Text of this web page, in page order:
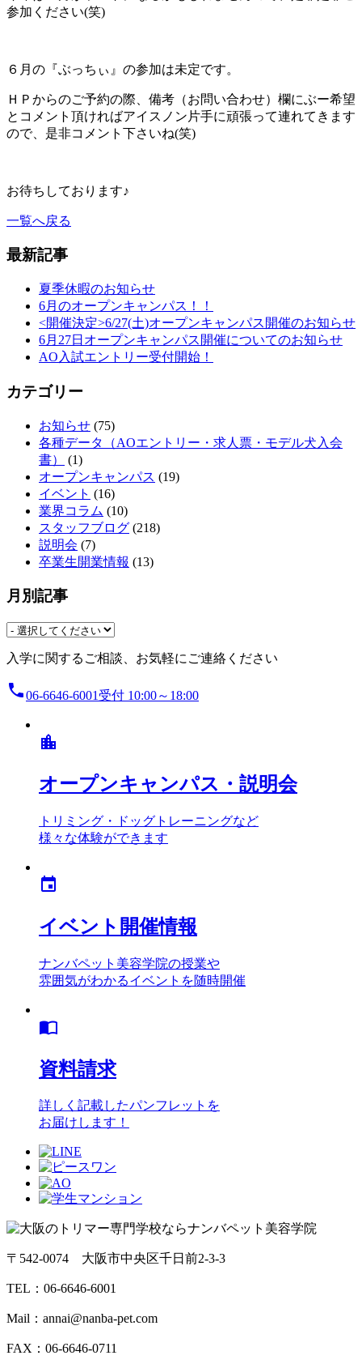
参加ください(笑)
６月の『ぶっちぃ』の参加は未定です。
ＨＰからのご予約の際、備考（お問い合わせ）欄にぶー希望
とコメント頂ければアイスノン片手に頑張って連れてきます
ので、是非コメント下さいね(笑)
お待ちしております♪
一覧へ戻る
最新記事
夏季休暇のお知らせ
6月のオープンキャンパス！！
<開催決定>6/27(土)オープンキャンパス開催のお知らせ
6月27日オープンキャンパス開催についてのお知らせ
AO入試エントリー受付開始！
カテゴリー
お知らせ (75)
各種データ（AOエントリー・求人票・モデル犬入会
書）
(1)
オープンキャンパス (19)
イベント (16)
業界コラム (10)
スタッフブログ (218)
説明会 (7)
卒業生開業情報 (13)
月別記事
月
選
択
入学に関するご相談、お気軽にご連絡ください
local_phone06-6646-6001 受付 10:00～18:00
location_city
オープンキャンパス・説明会
トリミング・ドッグトレーニングなど
様々な体験ができます
event
イベント開催情報
ナンバペット美容学院の授業や
雰囲気がわかるイベントを随時開催
import_contacts
資料請求
詳しく記載したパンフレットを
お届けします！
〒542-0074 大阪市中央区千日前2-3-3
TEL： 06-6646-6001
Mail：annai@nanba-pet.com
FAX：06-6646-0711